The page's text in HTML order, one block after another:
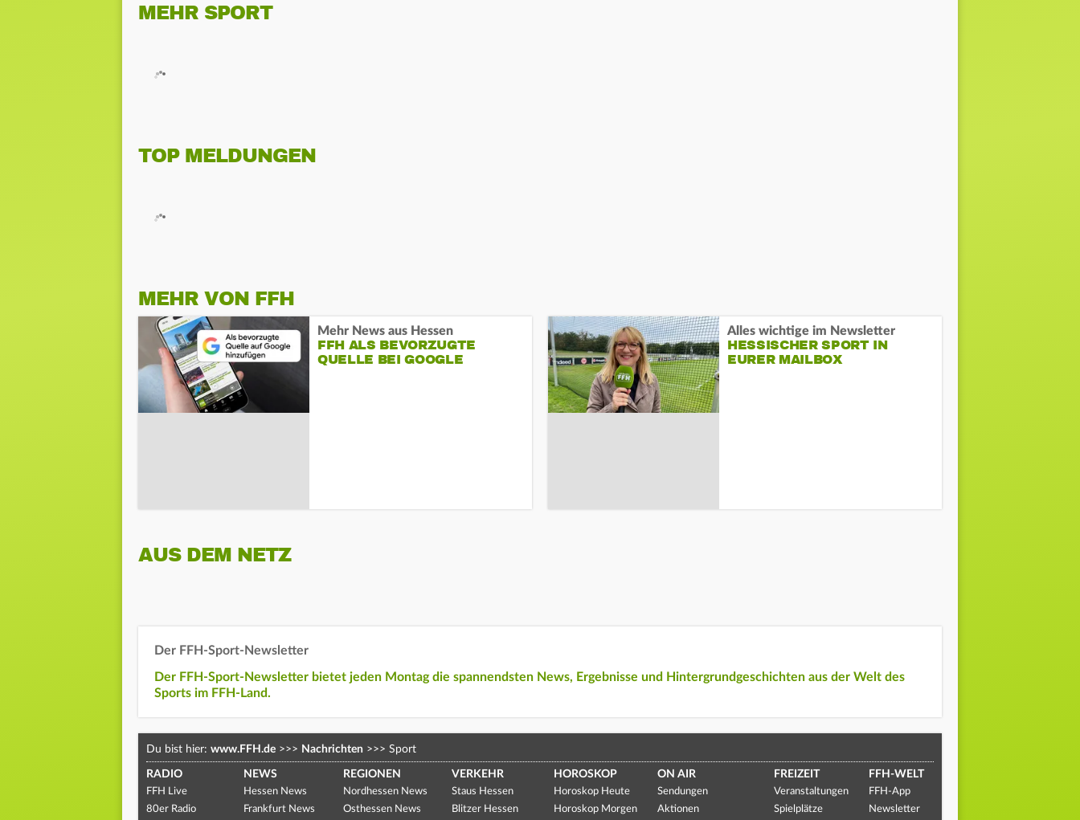
MEHR SPORT
TOP MELDUNGEN
MEHR VON FFH
Mehr News aus Hessen
FFH ALS BEVORZUGTE
QUELLE BEI GOOGLE
Alles wichtige im Newsletter
HESSISCHER SPORT IN
EURER MAILBOX
AUS DEM NETZ
Der FFH-Sport-Newsletter
Der FFH-Sport-Newsletter bietet jeden Montag die spannendsten News, Ergebnisse und Hintergrundgeschichten aus der Welt des
Sports im FFH-Land.
Du bist hier: www.FFH.de >>> Nachrichten >>> Sport
RADIO
FFH Live
80er Radio
NEWS
Hessen News
Frankfurt News
REGIONEN
Nordhessen News
Osthessen News
VERKEHR
Staus Hessen
Blitzer Hessen
HOROSKOP
Horoskop Heute
Horoskop Morgen
ON AIR
Sendungen
Aktionen
FREIZEIT
Veranstaltungen
Spielplätze
FFH-WELT
FFH-App
Newsletter